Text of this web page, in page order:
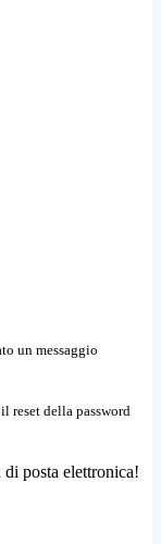
un messaggio
reset della password
posta elettronica!